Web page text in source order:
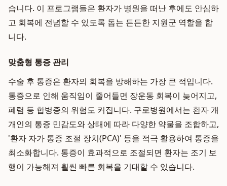
습니다. 이 프로그램들은 환자가 병원을 떠난 후에도 안심하
고 회복에 전념할 수 있도록 돕는 든든한 지원군 역할을 합
니다.
맞춤형 통증 관리
수술 후 통증은 환자의 회복을 방해하는 가장 큰 적입니다.
통증으로 인해 움직임이 줄어들면 장운동 회복이 늦어지고,
폐렴 등 합병증의 위험도 커집니다. 구로병원에서는 환자 개
개인의 통증 민감도와 상태에 따라 다양한 약물을 조합하고,
'환자 자가 통증 조절 장치(PCA)' 등을 적극 활용하여 통증을
최소화합니다. 통증이 효과적으로 조절되면 환자는 조기 보
행이 가능해져 훨씬 빠른 회복을 기대할 수 있습니다.